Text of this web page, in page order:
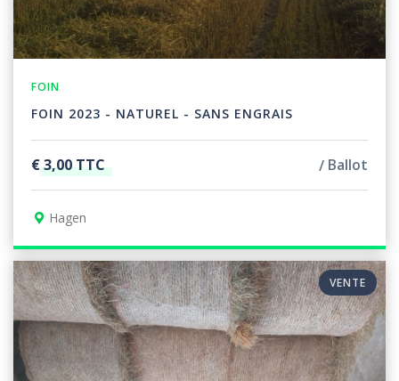
FOIN
FOIN 2023 - NATUREL - SANS ENGRAIS
€ 3,00 TTC Ballot
Hagen
VENTE